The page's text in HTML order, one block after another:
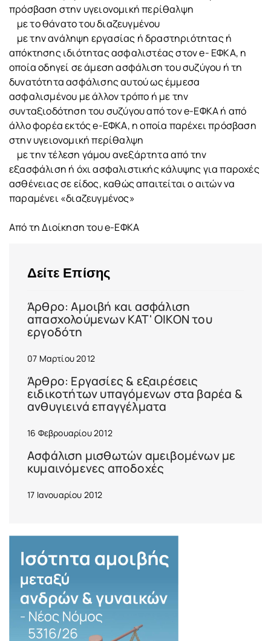
πρόσβαση στην υγειονομική περίθαλψη
με το θάνατο του διαζευγμένου
με την ανάληψη εργασίας ή δραστηριότητας ή
απόκτησης ιδιότητας ασφαλιστέας στον e- ΕΦΚΑ, η
οποία οδηγεί σε άμεση ασφάλιση του συζύγου ή τη
δυνατότητα ασφάλισης αυτού ως έμμεσα
ασφαλισμένου με άλλον τρόπο ή με την
συνταξιοδότηση του συζύγου από τον e-ΕΦΚΑ ή από
άλλο φορέα εκτός e-ΕΦΚΑ, η οποία παρέχει πρόσβαση
στην υγειονομική περίθαλψη
με την τέλεση γάμου ανεξάρτητα από την
εξασφάλιση ή όχι ασφαλιστικής κάλυψης για παροχές
ασθένειας σε είδος, καθώς απαιτείται ο αιτών να
παραμένει «διαζευγμένος»
Από τη Διοίκηση του e-ΕΦΚΑ
Δείτε Επίσης
Άρθρο: Αμοιβή και ασφάλιση
απασχολούμενων ΚΑΤ' ΟΙΚΟΝ του
εργοδότη
07 Μαρτίου 2012
Άρθρο: Εργασίες & εξαιρέσεις
ειδικοτήτων υπαγόμενων στα βαρέα &
ανθυγιεινά επαγγέλματα
16 Φεβρουαρίου 2012
Ασφάλιση μισθωτών αμειβομένων με
κυμαινόμενες αποδοχές
17 Ιανουαρίου 2012